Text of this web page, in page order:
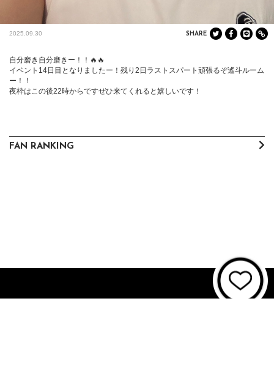
2025.09.30 SHARE
自分磨き自分磨きー！！🔥🔥
イベント14日目となりましたー！残り2日ラストスパート頑張るぞ遙斗ルーム
ー！！
夜枠はこの後22時からですぜひ来てくれると嬉しいです！
FAN RANKING
About JUNON TV お問い合わせ FAQ 利用規約
個人情報保護方針